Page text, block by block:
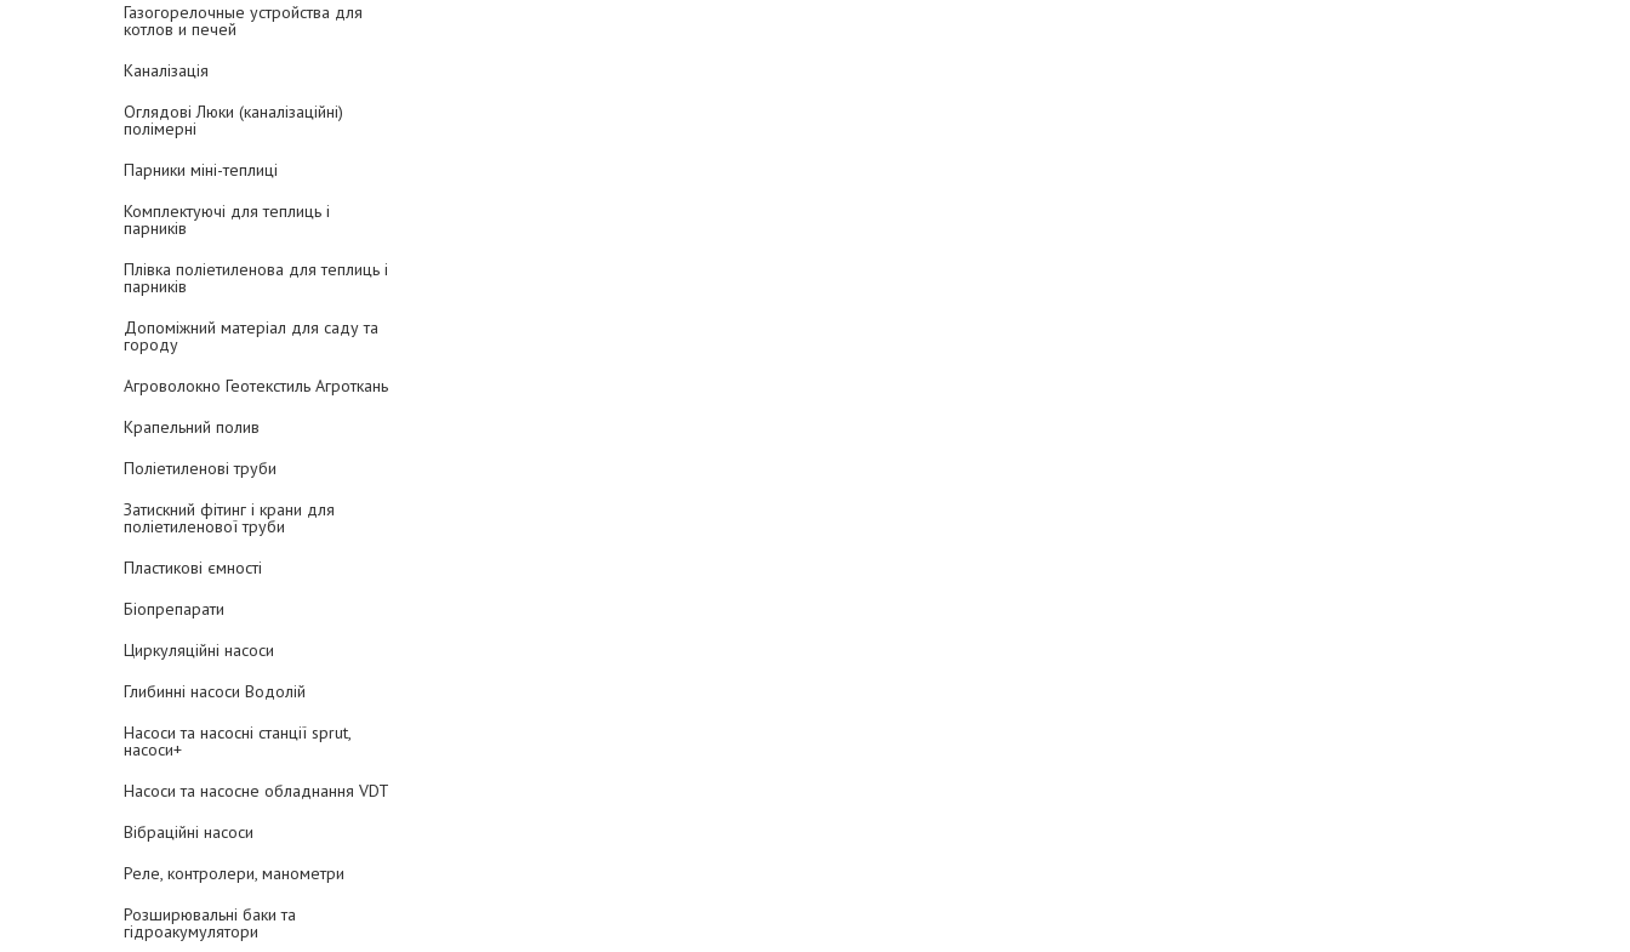
Газогорелочные устройства для
котлов и печей
Каналізація
Оглядові Люки (каналізаційні)
полімерні
Парники міні-теплиці
Комплектуючі для теплиць і
парників
Плівка поліетиленова для теплиць і
парників
Допоміжний матеріал для саду та
городу
Агроволокно Геотекстиль Агроткань
Крапельний полив
Поліетиленові труби
Затискний фітинг і крани для
поліетиленової труби
Пластикові ємності
Біопрепарати
Циркуляційні насоси
Глибинні насоси Водолій
Насоси та насосні станції sprut,
насоси+
Насоси та насосне обладнання VDT
Вібраційні насоси
Реле, контролери, манометри
Розширювальні баки та
гідроакумулятори